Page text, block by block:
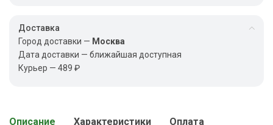
Доставка
Город доставки — Москва
Дата доставки — ближайшая доступная
Курьер — 489 ₽
Описание Характеристики Оплата